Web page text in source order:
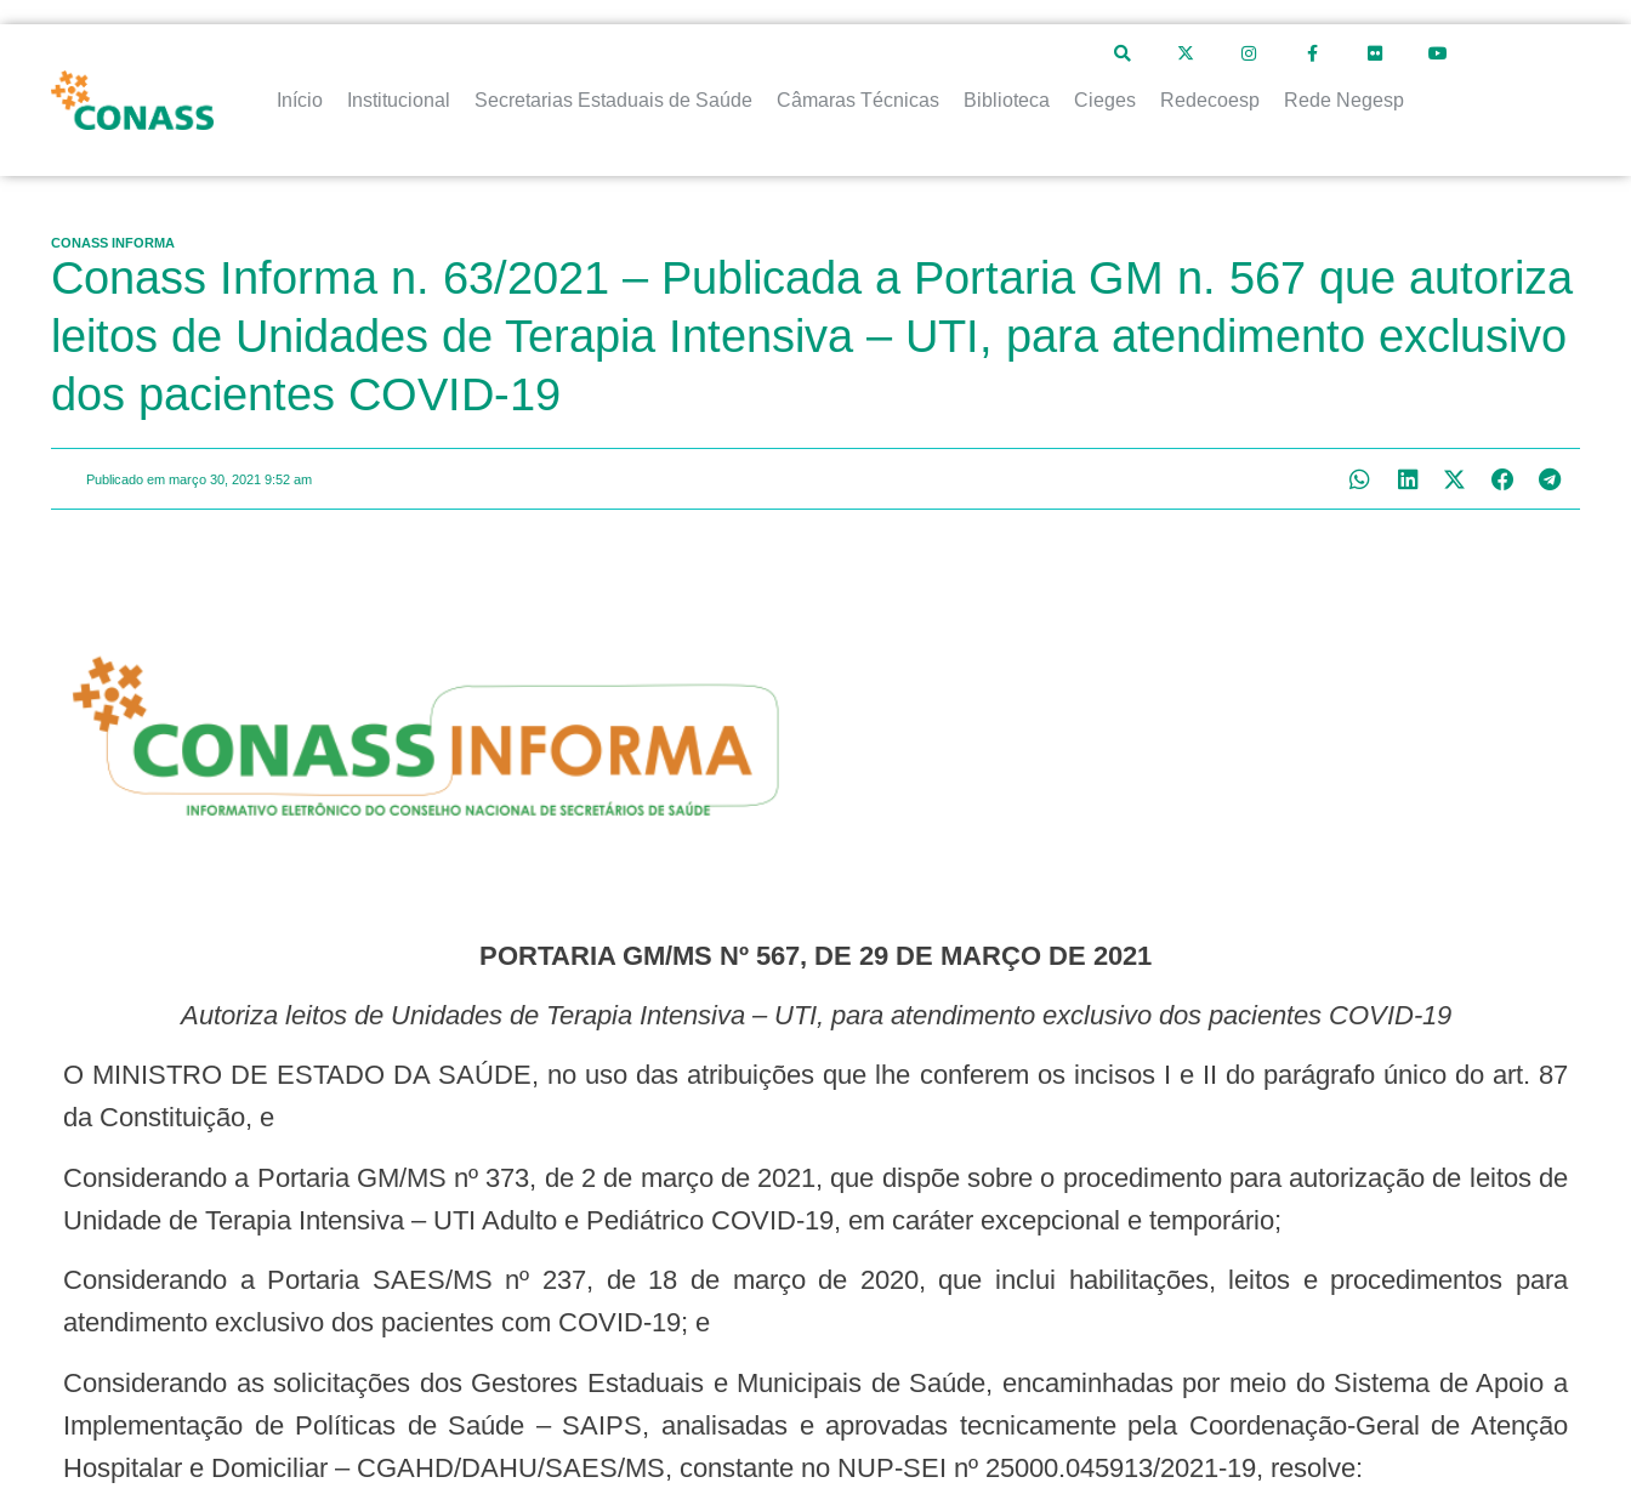
Início Institucional Secretarias Estaduais de Saúde Câmaras Técnicas Biblioteca Cieges Redecoesp Rede Negesp
CONASS INFORMA
Conass Informa n. 63/2021 – Publicada a Portaria GM n. 567 que autoriza
leitos de Unidades de Terapia Intensiva – UTI, para atendimento exclusivo
dos pacientes COVID-19
Publicado em março 30, 2021 9:52 am
PORTARIA GM/MS Nº 567, DE 29 DE MARÇO DE 2021
Autoriza leitos de Unidades de Terapia Intensiva – UTI, para atendimento exclusivo dos pacientes COVID-19
O MINISTRO DE ESTADO DA SAÚDE, no uso das atribuições que lhe conferem os incisos I e II do parágrafo único do art. 87
da Constituição, e
Considerando a Portaria GM/MS nº 373, de 2 de março de 2021, que dispõe sobre o procedimento para autorização de leitos de
Unidade de Terapia Intensiva – UTI Adulto e Pediátrico COVID-19, em caráter excepcional e temporário;
Considerando a Portaria SAES/MS nº 237, de 18 de março de 2020, que inclui habilitações, leitos e procedimentos para
atendimento exclusivo dos pacientes com COVID-19; e
Considerando as solicitações dos Gestores Estaduais e Municipais de Saúde, encaminhadas por meio do Sistema de Apoio a
Implementação de Políticas de Saúde – SAIPS, analisadas e aprovadas tecnicamente pela Coordenação-Geral de Atenção
Hospitalar e Domiciliar – CGAHD/DAHU/SAES/MS, constante no NUP-SEI nº 25000.045913/2021-19, resolve: